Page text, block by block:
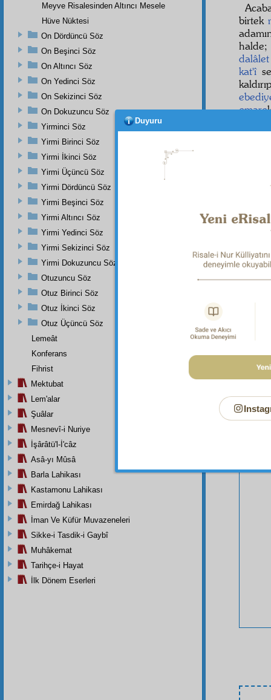
birtek
dalâlet
kat'î
emare
iman
Meyve Risalesinden Altıncı Mesele
Hüve Nüktesi
On Dördüncü Söz
On Beşinci Söz
On Altıncı Söz
On Yedinci Söz
On Sekizinci Söz
On Dokuzuncu Söz
Yirminci Söz
Yirmi Birinci Söz
Yirmi İkinci Söz
Yirmi Üçüncü Söz
Yirmi Dördüncü Söz
Yirmi Beşinci Söz
Yirmi Altıncı Söz
Yirmi Yedinci Söz
Yirmi Sekizinci Söz
Yirmi Dokuzuncu Söz
Otuzuncu Söz
Otuz Birinci Söz
Otuz İkinci Söz
Otuz Üçüncü Söz
Lemeât
Konferans
Fihrist
Mektubat
Lem'alar
Şuâlar
Mesnevî-i Nuriye
İşârâtü'l-İ'câz
Asâ-yı Mûsâ
Barla Lahikası
Kastamonu Lahikası
Emirdağ Lahikası
İman Ve Küfür Muvazeneleri
Sikke-i Tasdik-i Gaybî
Muhâkemat
Tarihçe-i Hayat
İlk Dönem Eserleri
Duyuru